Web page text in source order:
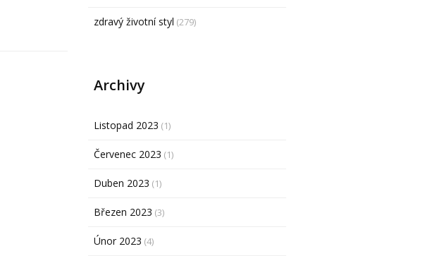
zdravý životní styl (279)
Archivy
Listopad 2023 (1)
Červenec 2023 (1)
Duben 2023 (1)
Březen 2023 (3)
Únor 2023 (4)